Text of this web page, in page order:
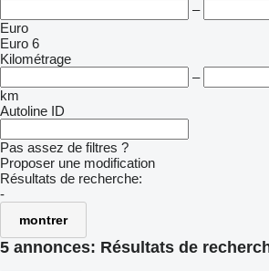
–
Euro
Euro 6
Kilométrage
–
km
Autoline ID
Pas assez de filtres ?
Proposer une modification
Résultats de recherche:
-
montrer
5 annonces: Résultats de